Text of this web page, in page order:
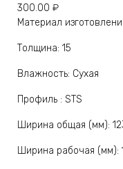
300.00 ₽
Материал
Толщина: 15
Влажность: Сухая
Профиль : STS
Ширина общая (мм):
Ширина рабочая (мм):